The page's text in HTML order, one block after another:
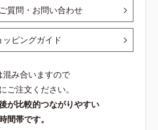
質問・お問い合わせ
ッピングガイド
混み合いますので
ご注文ください。
が比較的つながりやすい
間帯です。